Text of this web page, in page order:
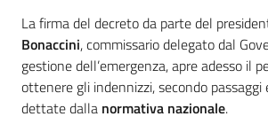
La firma del decreto da parte del
Bonaccini, commissario delegato dal
gestione dell’emergenza, apre adesso il
ottenere gli indennizzi, secondo
dettate dalla normativa nazionale.